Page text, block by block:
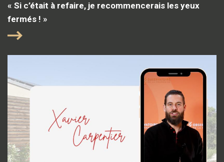
« Si c’était à refaire, je recommencerais les yeux
fermés ! »